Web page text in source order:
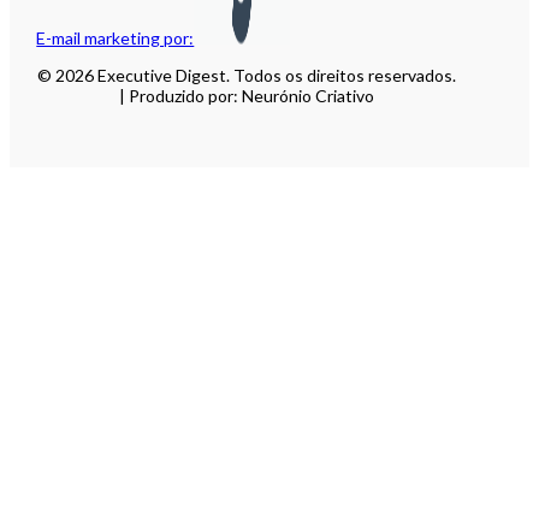
E-mail marketing por:
© 2026 Executive Digest. Todos os direitos reservados.
| Produzido por: Neurónio Criativo